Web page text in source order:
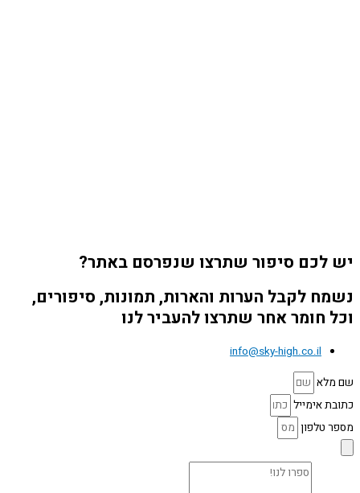
יש לכם סיפור שתרצו שנפרסם באתר?
נשמח לקבל הערות והארות, תמונות, סיפורים,
וכל חומר אחר שתרצו להעביר לנו
info@sky-high.co.il
שם מלא
כתובת אימייל
מספר טלפון